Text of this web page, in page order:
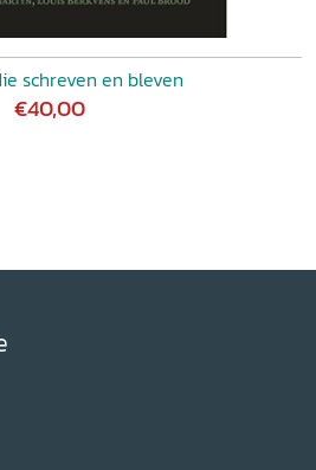
schreven en bleven
€40,00